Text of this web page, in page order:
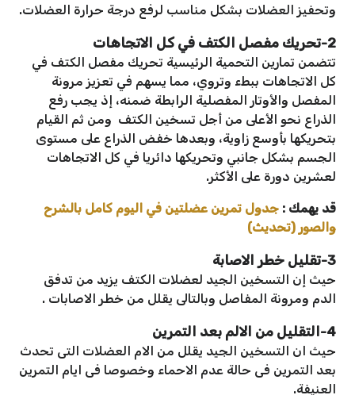
وتحفيز العضلات بشكل مناسب لرفع درجة حرارة العضلات.
2-تحريك مفصل الكتف في كل الاتجاهات
تتضمن تمارين التحمية الرئيسية تحريك مفصل الكتف في
كل الاتجاهات ببطء وتروي، مما يسهم في تعزيز مرونة
المفصل والأوتار المفصلية الرابطة ضمنه، إذ يجب رفع
الذراع نحو الأعلى من أجل تسخين الكتف ومن ثم القيام
بتحريكها بأوسع زاوية، وبعدها خفض الذراع على مستوى
الجسم بشكل جانبي وتحريكها دائريا في كل الاتجاهات
لعشرين دورة على الأكثر.
قد يهمك : جدول تمرين عضلتين في اليوم كامل بالشرح
والصور (تحديث)
3-تقليل خطر الاصابة
حيث إن التسخين الجيد لعضلات الكتف يزيد من تدفق
الدم ومرونة المفاصل وبالتالى يقلل من خطر الاصابات .
4-التقليل من الالم بعد التمرين
حيث ان التسخين الجيد يقلل من الام العضلات التى تحدث
بعد التمرين فى حالة عدم الاحماء وخصوصا فى ايام التمرين
العنيفة.